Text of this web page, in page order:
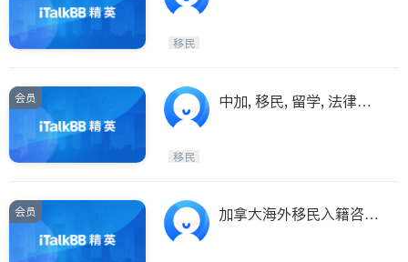
移民
会员
中加, 移民, 留学, 法律服
移民
会员
加拿大海外移民入籍咨询